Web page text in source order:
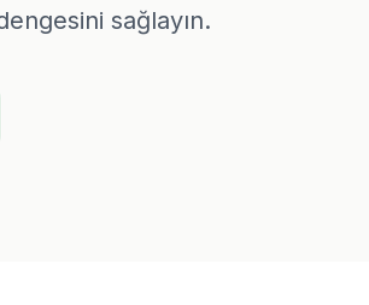
sağlayın.